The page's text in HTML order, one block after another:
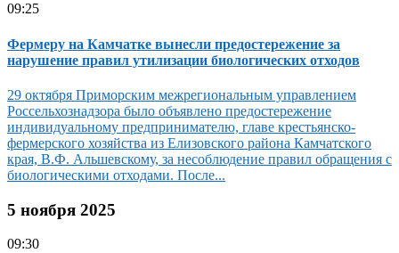
09:25
Фермеру на Камчатке вынесли предостережение за
нарушение правил утилизации биологических отходов
29 октября Приморским межрегиональным управлением
Россельхознадзора было объявлено предостережение
индивидуальному предпринимателю, главе крестьянско-
фермерского хозяйства из Елизовского района Камчатского
края, В.Ф. Альшевскому, за несоблюдение правил обращения с
биологическими отходами. После...
5 ноября 2025
09:30